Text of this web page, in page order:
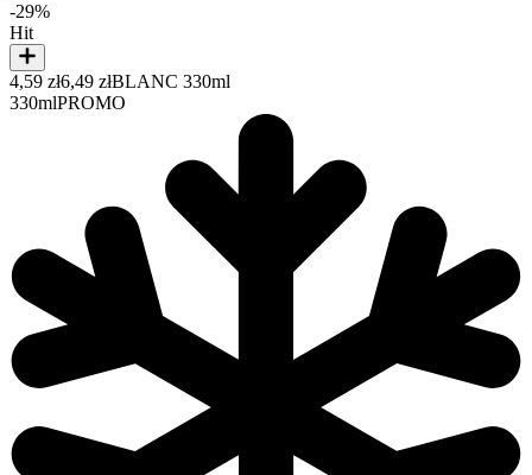
-29%
Hit
4,59 zł6,49 złBLANC 330ml
330mlPROMO